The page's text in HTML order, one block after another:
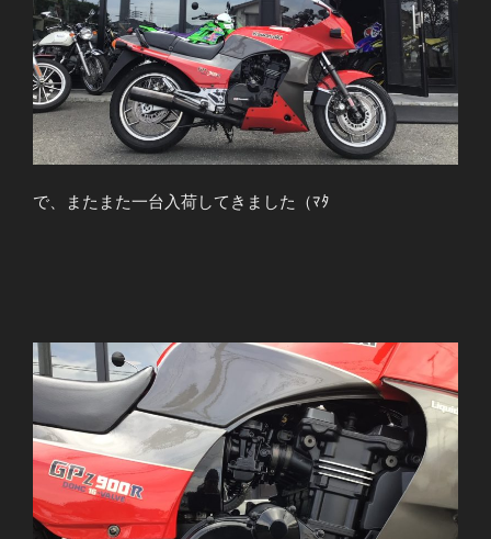
で、またまた一台入荷してきました（ﾏﾀ